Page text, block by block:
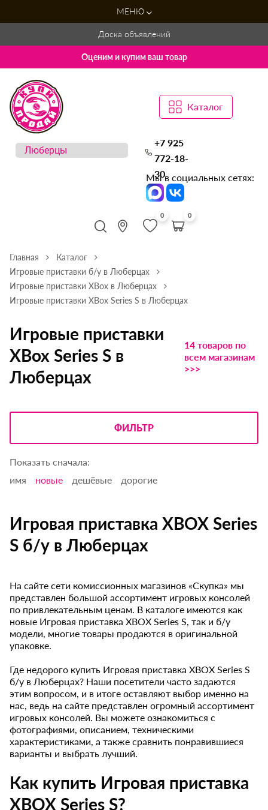
МЕНЮ
Доска объявлений
Оценим и купим ваш товар
Каталог
+7 925
772-18-
30
Мы в социальных сетях:
0 0
Главная
Каталог
Игровые приставки б/у в Люберцах
Игровые приставки XBox в Люберцах
Игровые приставки XBox Series S в Люберцах
Игровые приставки
XBox Series S в
Люберцах
14 товаров по
всем магазинам
>>>
ФИЛЬТР
Показать сначала:
имя
новые дешёвые дорогие
Игровая приставка XBOX Series
S б/у в Люберцах
На сайте сети комиссионных магазинов «Скупка» мы
представлен большой ассортимент игровых консолей
по привлекательным ценам. В каталоге имеются как
новые Игровая приставка XBOX Series S, так и б/у
модели, многие товары продаются в оригинальной
упаковке.
Где недорого купить Игровая приставка XBOX Series S
б/у в Люберцах? Наши посетители часто задаются
этим вопросом, и в итоге оставляют выбор именно на
нас, ведь на сайте представлен огромный ассортимент
игровых консолей. Вы можете ознакомиться с
фотографиями, описанием, техническими
характеристиками, а также сравнить понравившиеся
варианты и выбрать лучший.
Как купить Игровая приставка
XBOX Series S?